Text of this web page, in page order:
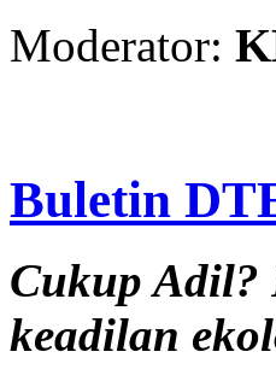
Moderator:
Buletin
Cukup Adil?
keadilan